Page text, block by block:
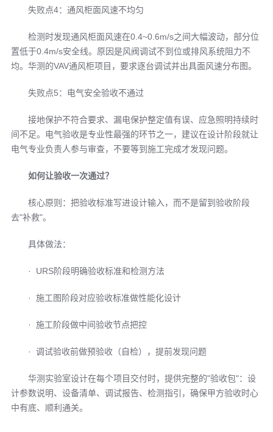
失败点4：通风柜面风速不均匀
检测时发现通风柜面风速在0.4~0.6m/s之间大幅波动，部分位
置低于0.4m/s安全线。原因是风阀调试不到位或排风系统阻力不
均。华测的VAV通风柜项目，要求逐台调试并出具面风速分布图。
失败点5：电气安全验收不通过
接地保护不符合要求、漏电保护整定值有误、应急照明持续时
间不足。电气验收是专业性最强的环节之一，建议在设计阶段就让
电气专业负责人参与审查，不要等到施工完成才发现问题。
如何让验收一次通过？
核心原则：把验收标准写进设计输入，而不是留到验收阶段
去"补救"。
具体做法：
· URS阶段明确验收标准和检测方法
· 施工图阶段对应验收标准做性能化设计
· 施工阶段做中间验收节点把控
· 调试验收前做预验收（自检），提前发现问题
华测 实验室设计在每个项目交付时，提供完整的"验收包"：设
计参数说明、设备清单、调试报告、检测指引，确保甲方验收时心
中有底、顺利通关。